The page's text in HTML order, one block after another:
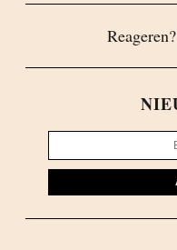
Reageren?